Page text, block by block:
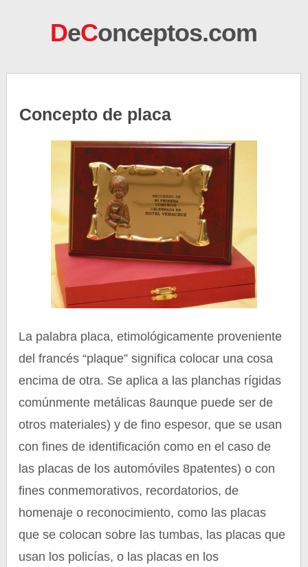
DeConceptos.com
Concepto de placa
La palabra placa, etimológicamente proveniente
del francés “plaque” significa colocar una cosa
encima de otra. Se aplica a las planchas rígidas
comúnmente metálicas 8aunque puede ser de
otros materiales) y de fino espesor, que se usan
con fines de identificación como en el caso de
las placas de los automóviles 8patentes) o con
fines conmemorativos, recordatorios, de
homenaje o reconocimiento, como las placas
que se colocan sobre las tumbas, las placas que
usan los policías, o las placas en los